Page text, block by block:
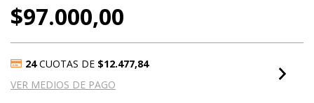
$97.000,00
24CUOTAS DE $12.477,84
VER MEDIOS DE PAGO